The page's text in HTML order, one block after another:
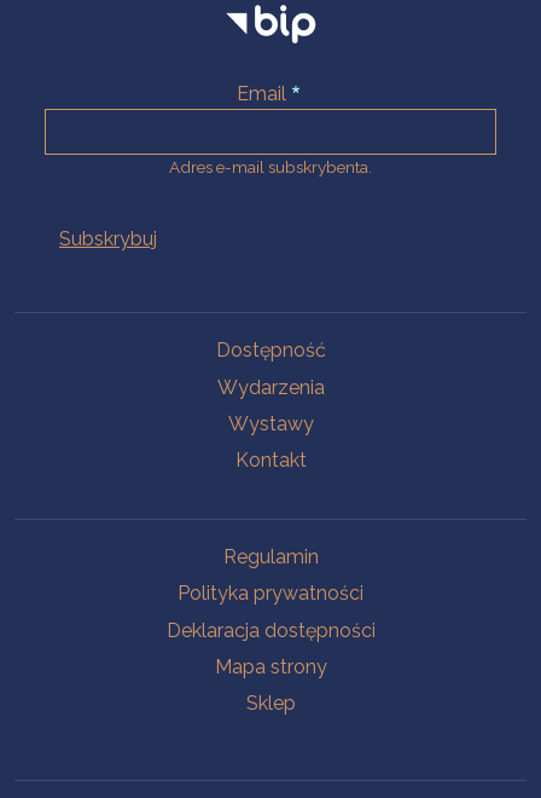
Email
Adres e-mail subskrybenta.
Dostępność
Wydarzenia
Wystawy
Kontakt
Regulamin
Polityka prywatności
Deklaracja dostępności
Mapa strony
Sklep